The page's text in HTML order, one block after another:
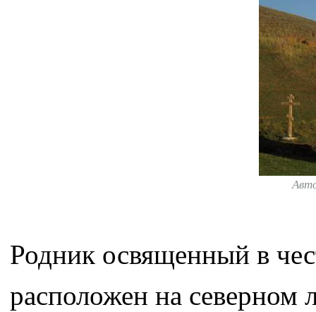
Родник освященный в
расположен на